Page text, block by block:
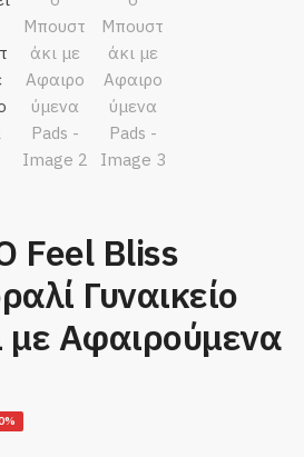
Feel Bliss
Γυναικείο
με Αφαιρούμενα